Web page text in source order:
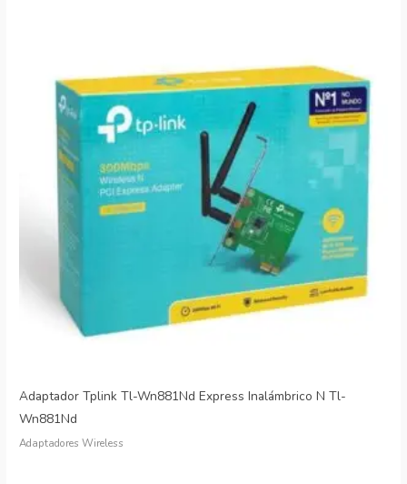
Adaptador Tplink Tl-Wn881Nd Express Inalámbrico N Tl-
Wn881Nd
Adaptadores Wireless